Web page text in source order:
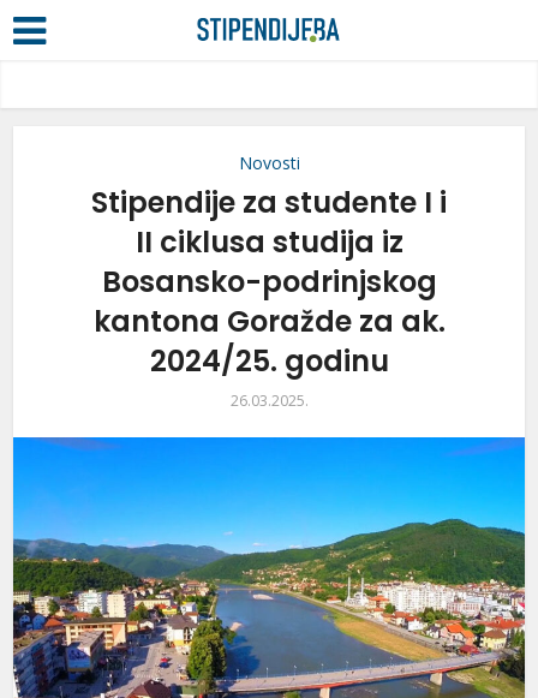
Novosti
Stipendije za studente I i
II ciklusa studija iz
Bosansko-podrinjskog
kantona Goražde za ak.
2024/25. godinu
26.03.2025.